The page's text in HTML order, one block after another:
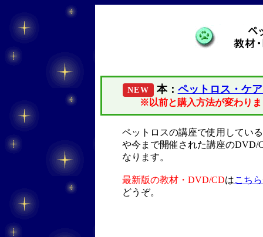
NEW 本： ペットロス・ケ
※以前と購入方法が変わり
ペットロスの講座で使用してい
や今まで開催された講座のDVD/
なります。
最新版の教材・DVD/CDはこちら
どうぞ。